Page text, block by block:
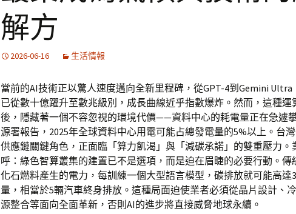
解方
2026-06-16 生活情報
當前的AI技術正以驚人速度邁向全新里程碑，從GPT-4到Gemini
已從數十億躍升至數兆級別，成長曲線近乎指數爆炸。然而，這種運
後，隱藏著一個不容忽視的環境代價——資料中心的耗電量正在急遽
源署報告，2025年全球資料中心用電可能占總發電量的5%以上。台
供應鏈關鍵角色，正面臨「算力飢渴」與「減碳承諾」的雙重壓力。
呼：綠色智算叢集的建置已不是選項，而是迫在眉睫的必要行動。傳
化石燃料產生的電力，每訓練一個大型語言模型，碳排放就可能高達
量，相當於5輛汽車終身排放。這種局面迫使業者必須從晶片設計、
源整合等面向全面革新，否則AI的進步將直接威脅地球永續。